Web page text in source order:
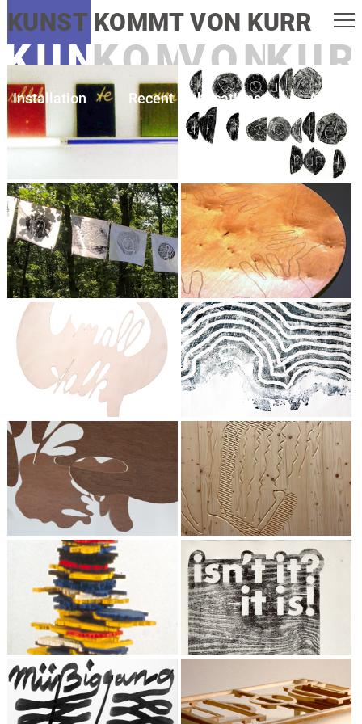
KUNST KOMMT VON KURR
KUNST
Installation
KOMMT
Recent
VON
Publications About